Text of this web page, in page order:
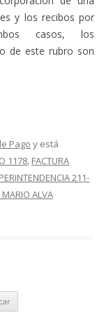
y los recibos por
casos, los
de este rubro son
Pago y está
1178, FACTURA
211-
MARIO ALVA